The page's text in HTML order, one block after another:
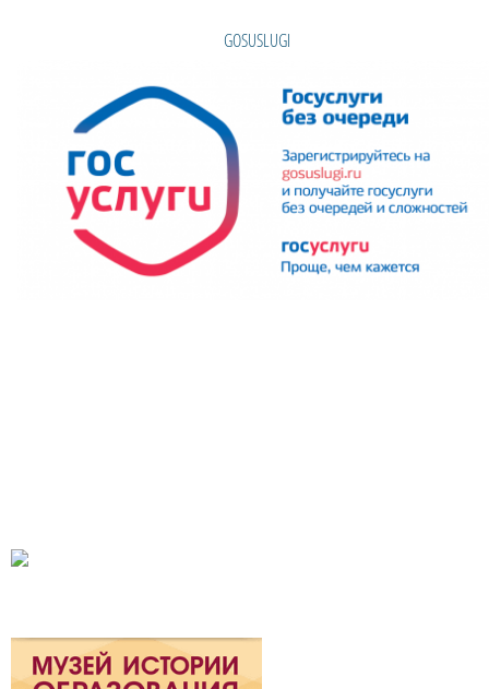
GOSUSLUGI